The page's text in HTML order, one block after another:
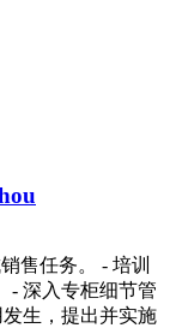
售任务。 - 培训
- 深入专柜细节管
生，提出并实施